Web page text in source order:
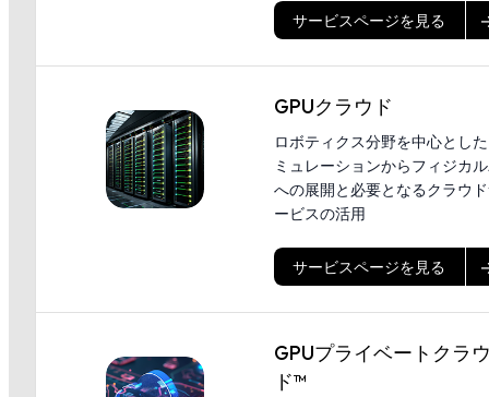
サービスページを見る
GPUクラウド
ロボティクス分野を中心とし
ミュレーションからフィジカ
への展開と必要となるクラウ
ービスの活用
サービスページを見る
GPUプライベートクラ
ド™